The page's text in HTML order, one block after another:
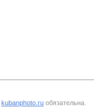
kubanphoto.ru обязательна.